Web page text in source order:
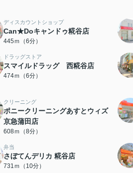
ディスカウントショップ
Can★Doキャンドゥ糀谷店
445ｍ（6分）
ドラッグストア
スマイルドラッグ 西糀谷店
474ｍ（6分）
クリーニング
ポニークリーニングあすとウィズ
京急蒲田店
608ｍ（8分）
弁当
さぼてんデリカ 糀谷店
731ｍ（10分）